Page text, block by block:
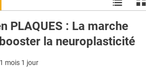
les
en
liste
les
PLAQUES : La marche
la neuroplasticité
1 mois 1 jour